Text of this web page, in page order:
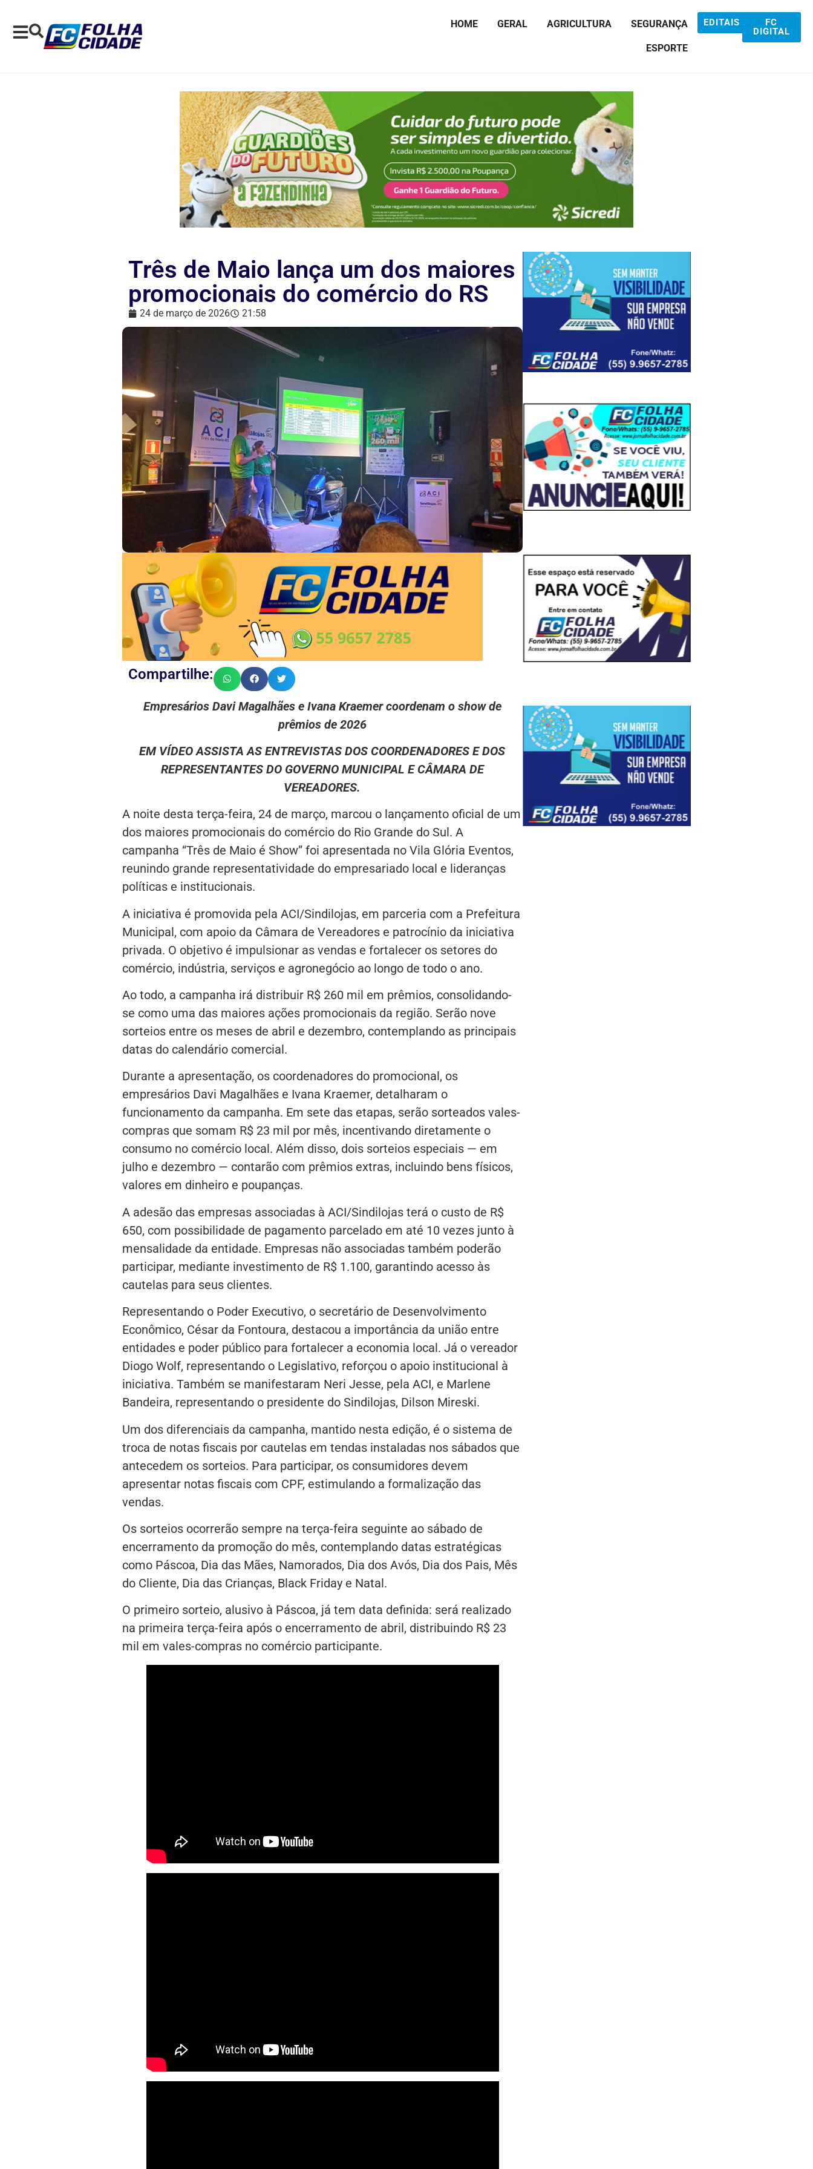
HOME GERAL AGRICULTURA SEGURANÇA
ESPORTE
EDITAIS
FC
DIGITAL
Três de Maio lança um dos maiores
promocionais do comércio do RS
24 de março de 2026 21:58
Compartilhe:
Empresários Davi Magalhães e Ivana Kraemer coordenam o show de
prêmios de 2026
EM VÍDEO ASSISTA AS ENTREVISTAS DOS COORDENADORES E DOS
REPRESENTANTES DO GOVERNO MUNICIPAL E CÂMARA DE
VEREADORES.
A noite desta terça-feira, 24 de março, marcou o lançamento oficial de um
dos maiores promocionais do comércio do Rio Grande do Sul. A
campanha “Três de Maio é Show” foi apresentada no Vila Glória Eventos,
reunindo grande representatividade do empresariado local e lideranças
políticas e institucionais.
A iniciativa é promovida pela ACI/Sindilojas, em parceria com a Prefeitura
Municipal, com apoio da Câmara de Vereadores e patrocínio da iniciativa
privada. O objetivo é impulsionar as vendas e fortalecer os setores do
comércio, indústria, serviços e agronegócio ao longo de todo o ano.
Ao todo, a campanha irá distribuir R$ 260 mil em prêmios, consolidando-
se como uma das maiores ações promocionais da região. Serão nove
sorteios entre os meses de abril e dezembro, contemplando as principais
datas do calendário comercial.
Durante a apresentação, os coordenadores do promocional, os
empresários Davi Magalhães e Ivana Kraemer, detalharam o
funcionamento da campanha. Em sete das etapas, serão sorteados vales-
compras que somam R$ 23 mil por mês, incentivando diretamente o
consumo no comércio local. Além disso, dois sorteios especiais — em
julho e dezembro — contarão com prêmios extras, incluindo bens físicos,
valores em dinheiro e poupanças.
A adesão das empresas associadas à ACI/Sindilojas terá o custo de R$
650, com possibilidade de pagamento parcelado em até 10 vezes junto à
mensalidade da entidade. Empresas não associadas também poderão
participar, mediante investimento de R$ 1.100, garantindo acesso às
cautelas para seus clientes.
Representando o Poder Executivo, o secretário de Desenvolvimento
Econômico, César da Fontoura, destacou a importância da união entre
entidades e poder público para fortalecer a economia local. Já o vereador
Diogo Wolf, representando o Legislativo, reforçou o apoio institucional à
iniciativa. Também se manifestaram Neri Jesse, pela ACI, e Marlene
Bandeira, representando o presidente do Sindilojas, Dilson Mireski.
Um dos diferenciais da campanha, mantido nesta edição, é o sistema de
troca de notas fiscais por cautelas em tendas instaladas nos sábados que
antecedem os sorteios. Para participar, os consumidores devem
apresentar notas fiscais com CPF, estimulando a formalização das
vendas.
Os sorteios ocorrerão sempre na terça-feira seguinte ao sábado de
encerramento da promoção do mês, contemplando datas estratégicas
como Páscoa, Dia das Mães, Namorados, Dia dos Avós, Dia dos Pais, Mês
do Cliente, Dia das Crianças, Black Friday e Natal.
O primeiro sorteio, alusivo à Páscoa, já tem data definida: será realizado
na primeira terça-feira após o encerramento de abril, distribuindo R$ 23
mil em vales-compras no comércio participante.